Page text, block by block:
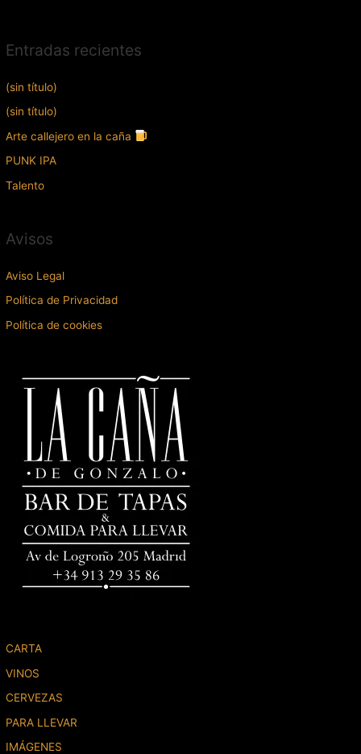
Entradas recientes
(sin título)
(sin título)
Arte callejero en la caña
PUNK IPA
Talento
Avisos
Aviso Legal
Política de Privacidad
Política de cookies
CARTA
VINOS
CERVEZAS
PARA LLEVAR
IMÁGENES